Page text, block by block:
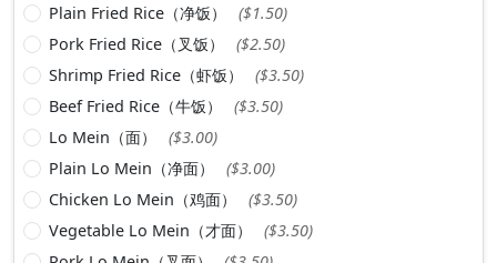
Plain Fried Rice（净饭）
($1.50)
Pork Fried Rice（叉饭）
($2.50)
Shrimp Fried Rice（虾饭）
($3.50)
Beef Fried Rice（牛饭）
($3.50)
Lo Mein（面）
($3.00)
Plain Lo Mein（净面）
($3.00)
Chicken Lo Mein（鸡面）
($3.50)
Vegetable Lo Mein（才面）
($3.50)